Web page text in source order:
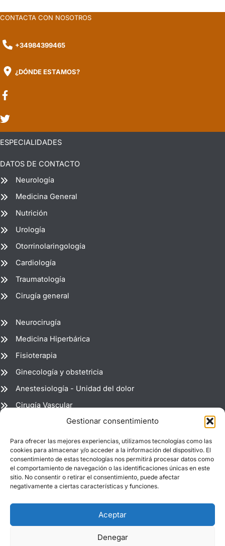
Gestionar consentimiento
Para ofrecer las mejores experiencias, utilizamos tecnologías como las
cookies para almacenar y/o acceder a la información del dispositivo. El
consentimiento de estas tecnologías nos permitirá procesar datos como
el comportamiento de navegación o las identificaciones únicas en este
sitio. No consentir o retirar el consentimiento, puede afectar
negativamente a ciertas características y funciones.
Aceptar
Denegar
CONTACTA CON NOSOTROS
+34984399465
¿DÓNDE ESTAMOS?
ESPECIALIDADES
DATOS DE CONTACTO
Neurología
Medicina General
Nutrición
Urología
Otorrinolaringología
Cardiología
Traumatología
Cirugía general
Neurocirugía
Medicina Hiperbárica
Fisioterapia
Ginecología y obstetricia
Anestesiología - Unidad del dolor
Cirugía Vascular
Estadio del Molinón 265 (Puerta 8) 33203 Gijón - Asturias -
España
+34 984 399 465
De Lunes a Viernes : 08:00h. - 21:00h
Nº registro: C.2.4/5462/2